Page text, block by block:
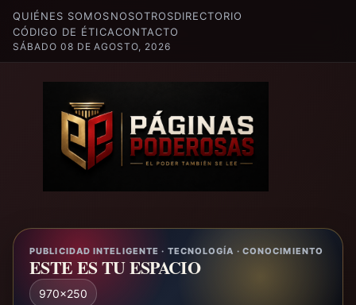
QUIÉNES SOMOSNOSOTROSDIRECTORIO
CÓDIGO DE ÉTICACONTACTO
SÁBADO 08 DE AGOSTO, 2026
PUBLICIDAD INTELIGENTE · TECNOLOGÍA · CONOCIMIENTO
ESTE ES TU ESPACIO
970x250